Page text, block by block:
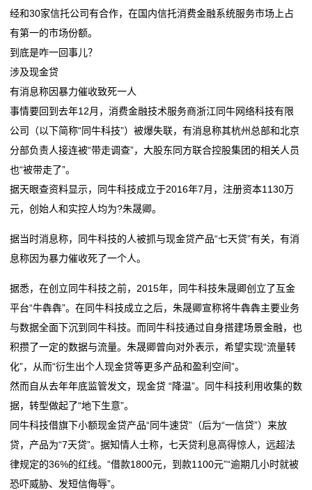
第三届中国全固态电池创新发展高峰论坛在京召开
经和30家信托公司有合作，在国内信托消费金融系统服务市场上占
有第一的市场份额。
到底是咋一回事儿？
涉及现金贷
有消息称因暴力催收致死一人
事情要回到去年12月，消费金融技术服务商浙江同牛网络科技有限
公司（以下简称“同牛科技”）被爆失联，有消息称其杭州总部和北京
分部负责人接连被“带走调查”，大股东同方联合控股集团的相关人员
也“被带走了”。
据天眼查资料显示，同牛科技成立于2016年7月，注册资本1130万
元，创始人和实控人均为?朱晟卿。
据当时消息称，同牛科技的人被抓与现金贷产品“七天贷”有关，有消
息称因为暴力催收死了一个人。
据悉，在创立同牛科技之前，2015年，同牛科技朱晟卿创立了互金
平台“牛犇犇”。在同牛科技成立之后，朱晟卿宣称将牛犇犇主要业务
与数据全面下沉到同牛科技。而同牛科技通过自身搭建场景金融，也
积攒了一定的数据与流量。朱晟卿曾向对外表示，希望实现“流量转
化”，从而“衍生出个人现金贷等更多产品和盈利空间”。
然而自从去年年底监管发文，现金贷 “降温”。同牛科技利用收集的数
据，转型做起了“地下生意”。
同牛科技借旗下小额现金贷产品“同牛速贷”（后为“一信贷”）来放
贷，产品为“7天贷”。据知情人士称，七天贷利息高得惊人，远超法
律规定的36%的红线。“借款1800元，到款1100元”“逾期几小时就被
恐吓威胁、发短信侮辱”。